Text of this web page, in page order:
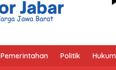
Pemerintahan Politik Hukum